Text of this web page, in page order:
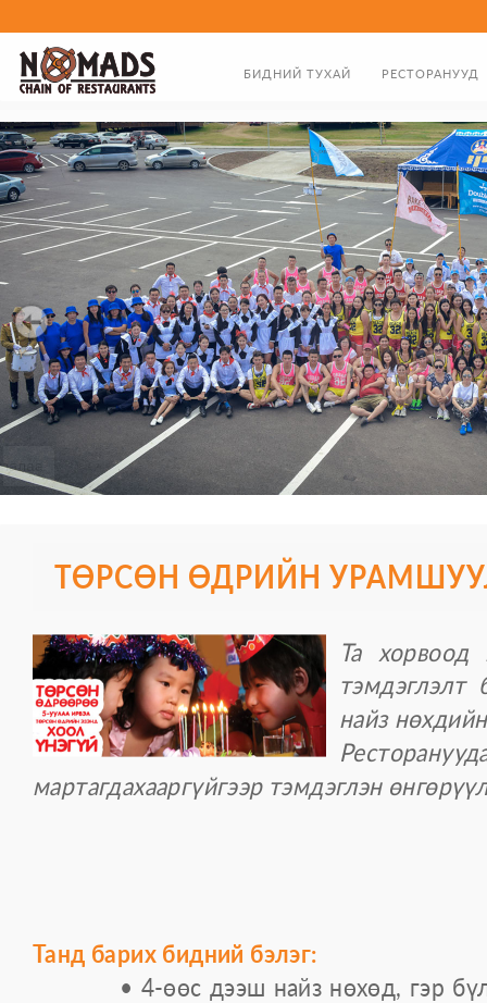
РЕСТОРАНУУД
ХООЛНЫ ЦЭС
БИДНИЙ ТУХАЙ
ТАНИЛЦУУЛГА
ЗАХИРЛЫН МЭНДЧИЛГЭЭ
БИДНИЙ ТҮҮХЭН ЗАМНАЛ
20 жил бидэнтэй хамт байсан үйлчлүүлэгч та бүхэндээ
ТӨРСӨН ӨДРИЙН
Та хорвоод
тэмдэглэлт
найз
мартагдахааргүйгээр тэмдэглэн
Танд барих бидний бэлэг:
• 4-өөс дээш найз нөхөд, гэр